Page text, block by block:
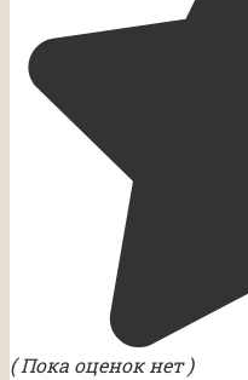
( Пока оценок нет )